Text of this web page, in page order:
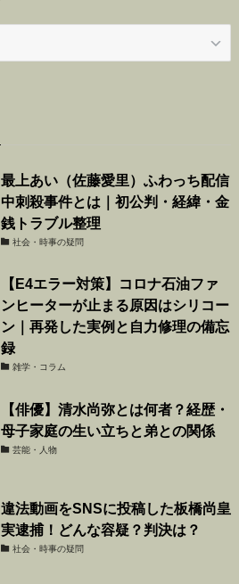
最上あい（佐藤愛里）ふわっち配信
中刺殺事件とは｜初公判・経緯・金
銭トラブル整理
社会・時事の疑問
【E4エラー対策】コロナ石油ファ
ンヒーターが止まる原因はシリコー
ン｜再発した実例と自力修理の備忘
録
雑学・コラム
【俳優】清水尚弥とは何者？経歴・
母子家庭の生い立ちと弟との関係
芸能・人物
違法動画をSNSに投稿した板橋尚皇
実逮捕！どんな容疑？判決は？
社会・時事の疑問